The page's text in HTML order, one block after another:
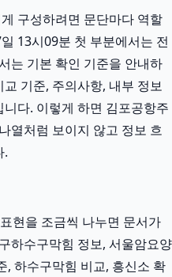
구성하려면 문단마다 역할
13시09분 첫 부분에서는 전
는 기본 확인 기준을 안내하
기준, 주의사항, 내부 정보
다. 이렇게 하면 김포공항주
열처럼 보이지 않고 정보 흐
.
현을 조금씩 나누면 문서가
하수구막힘 정보, 서울암요양
, 하수구막힘 비교, 흥신소 확